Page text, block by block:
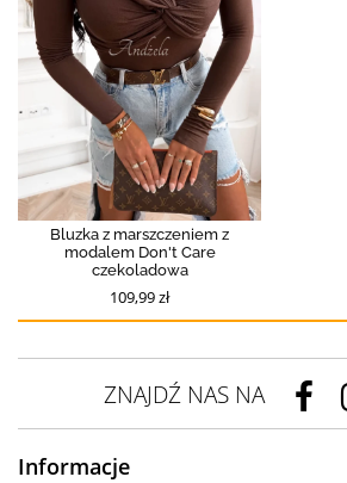
Bluzka z marszczeniem z
modalem Don't Care
czekoladowa
109,99 zł
ZNAJDŹ NAS NA
Informacje